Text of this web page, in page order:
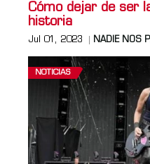
Cómo dejar de ser
historia
Jul 01, 2023 NADIE NOS
NOTICIAS